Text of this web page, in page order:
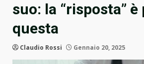
suo: la “risposta”
questa
Claudio Rossi Gennaio 20, 2025